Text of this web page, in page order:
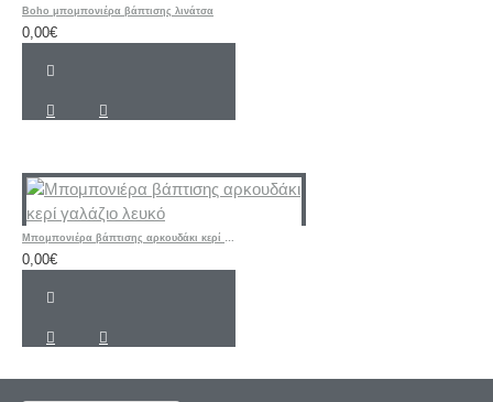
Boho μπομπονιέρα βάπτισης λινάτσα
0,00€
0,00€